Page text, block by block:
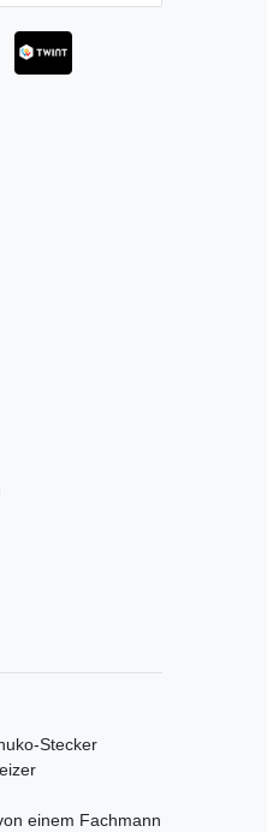
Stecker
einem Fachmann